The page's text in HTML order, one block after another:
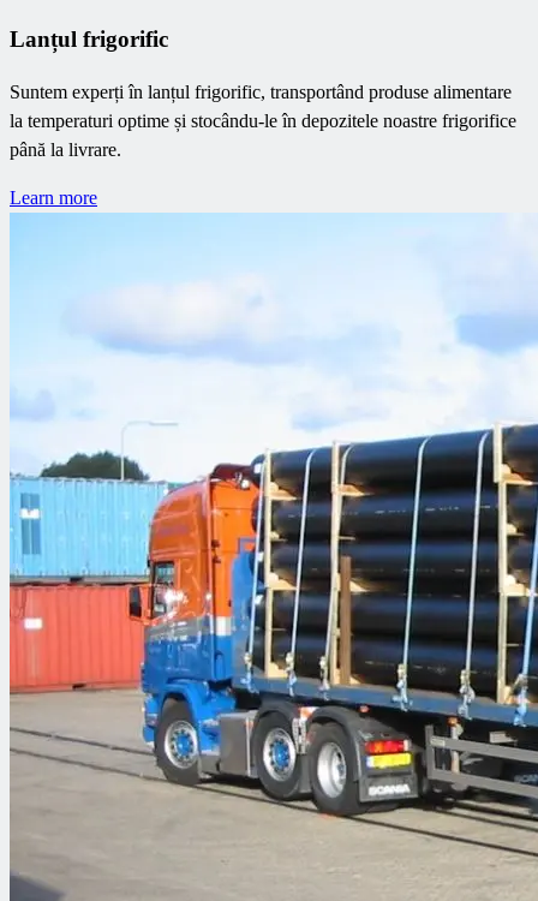
Lanțul frigorific
Suntem experți în lanțul frigorific, transportând produse alimentare
la temperaturi optime și stocându-le în depozitele noastre frigorifice
până la livrare.
Learn more